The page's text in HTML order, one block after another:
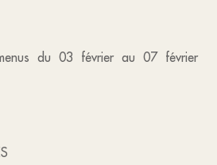
du 03 février au 07 février